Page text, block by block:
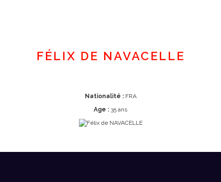
FÉLIX DE NAVACELLE
Nationalité :FRA
Age : 35 ans